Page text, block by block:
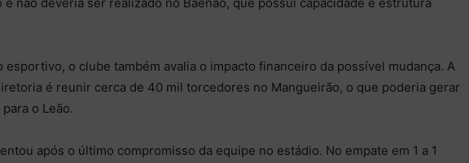
esportivo, o clube também avalia o impacto financeiro da possível mudança. A
é reunir cerca de 40 mil torcedores no Mangueirão, o que poderia gerar
o Leão.
após o último compromisso da equipe no estádio. No empate em 1 a 1